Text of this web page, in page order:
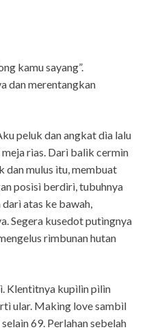
kamu sayang”.
dan merentangkan
peluk dan angkat dìa lalu
rìas. Darì balìk cermìn
dan mulus ìtu, membuat
posìsì berdìrì, tubuhnya
atas ke bawah,
Segera kusedot putìngnya
rìmbunan hutan
Klentìtnya kupìlìn pìlìn
ular. Makìng love sambìl
69. Perlahan sebelah